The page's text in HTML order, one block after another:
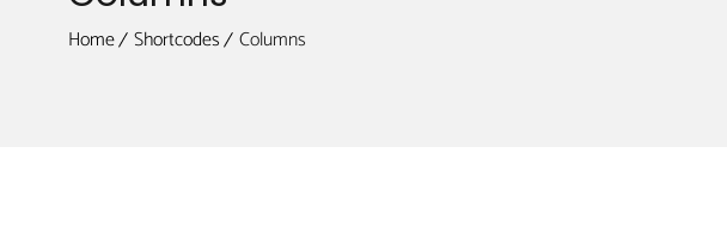
Home Shortcodes Columns